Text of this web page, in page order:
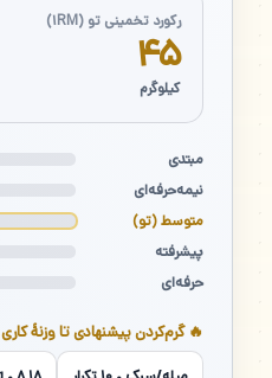
رکورد تخمینی تو (۱RM)
۴۵
کیلوگرم
مبتدی
نیمه‌حرفه‌ای
متوسط (تو)
پیشرفته
حرفه‌ای
🔥 گرم‌کردن پیشنهادی تا وزنهٔ کاری